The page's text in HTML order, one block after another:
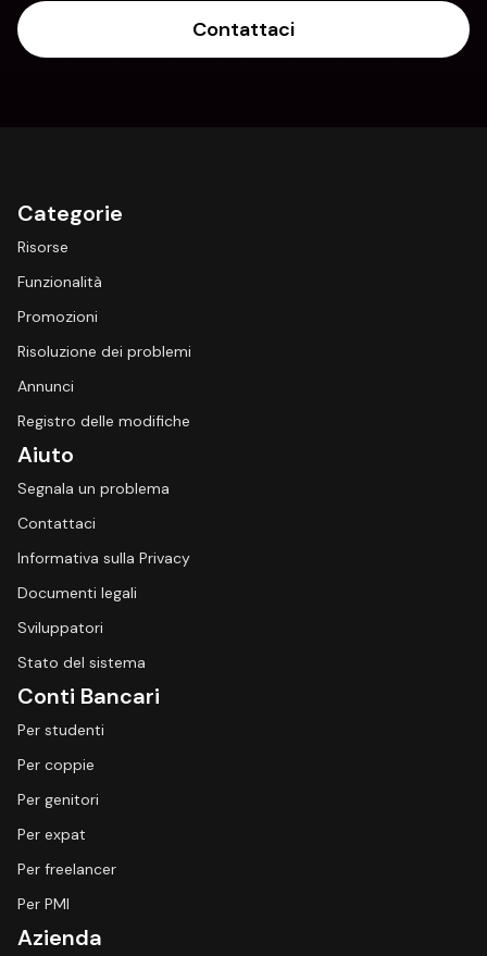
Contattaci
Categorie
Risorse
Funzionalità
Promozioni
Risoluzione dei problemi
Annunci
Registro delle modifiche
Aiuto
Segnala un problema
Contattaci
Informativa sulla Privacy
Documenti legali
Sviluppatori
Stato del sistema
Conti Bancari
Per studenti
Per coppie
Per genitori
Per expat
Per freelancer
Per PMI
Azienda